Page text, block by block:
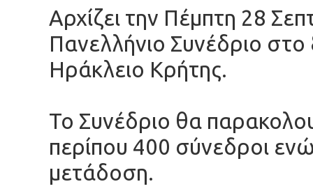
Αρχίζει την Πέμπτη 28
Πανελλήνιο Συνέδριο
Ηράκλειο Κρήτης.
Το Συνέδριο θα
περίπου 400 σύνεδροι
μετάδοση.